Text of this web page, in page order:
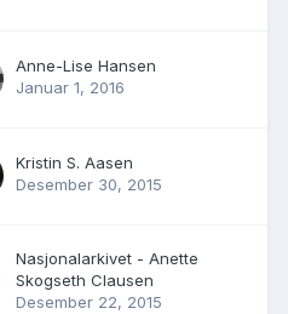
Anne-Lise Hansen
Januar 1, 2016
Kristin S. Aasen
Desember 30, 2015
Nasjonalarkivet - Anette
Skogseth Clausen
Desember 22, 2015